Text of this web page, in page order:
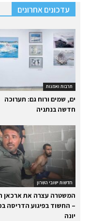
עדכונים אחרונים
תרבות ואמנות
ים, שמים ורוח גם: תערוכה
חדשה בנתניה
חדשות ישובי השרון
המשטרה עצרה את ארכאן
– החשוד בפיגוע הדריסה
יונה